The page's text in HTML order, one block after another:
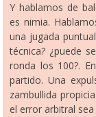
Y hablamos de
es nimia.
una jugada
técnica? ¿puede
ronda los 100?.
partido. Una
zambullida
el error arbitral